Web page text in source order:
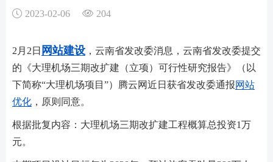
2023-02-06 204
2月2日 网站建设 ，云南省发改委消息，云南省发改委提交
的《大理机场三期改扩建（立项）可行性研究报告》（以
下简称“大理机场项目”）腾云网近日获省发改委通报网站
优化 ，原则同意。
根据批复内容：大理机场三期改扩建工程概算总投资1万
元。